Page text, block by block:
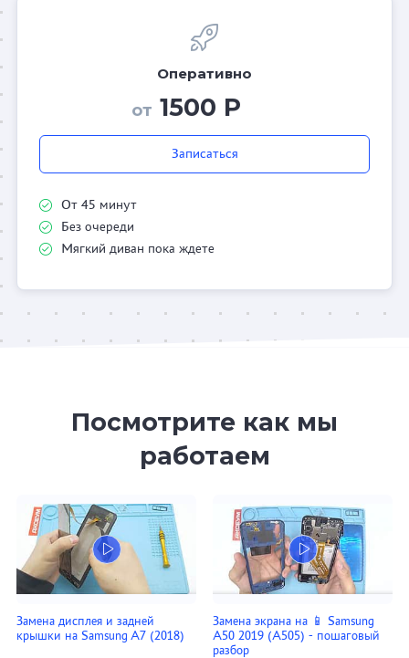
Оперативно
от 1500 Р
Записаться
От 45 минут
Без очереди
Мягкий диван пока ждете
Посмотрите как мы
работаем
Замена дисплея и задней
крышки на Samsung A7 (2018)
Замена экрана на 📱 Samsung
A50 2019 (A505) - пошаговый
разбор